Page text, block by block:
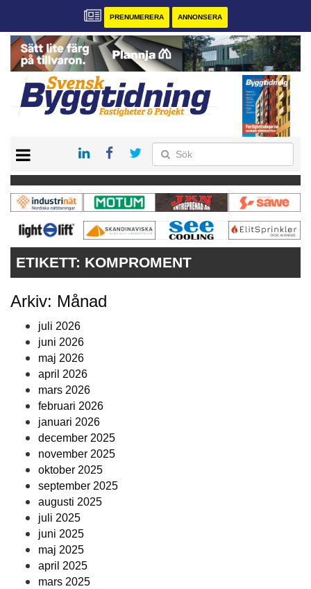
PRENUMERERA ANNONSERA
PRENUMERERA
VÅRA ANDRA MAGASIN
ANNONSERA
ETIKETT: KOMPROMENT
Arkiv: Månad
juli 2026
juni 2026
maj 2026
april 2026
mars 2026
februari 2026
januari 2026
december 2025
november 2025
oktober 2025
september 2025
augusti 2025
juli 2025
juni 2025
maj 2025
april 2025
mars 2025